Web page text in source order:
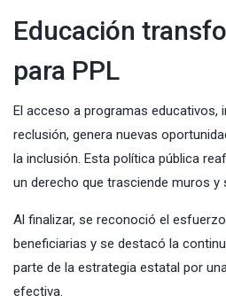
Educación
para PPL
El acceso a programas educativos,
reclusión, genera nuevas
la inclusión. Esta política pública
un derecho que trasciende muros y
Al finalizar, se reconoció el
beneficiarias y se destacó la
parte de la estrategia estatal por
efectiva.